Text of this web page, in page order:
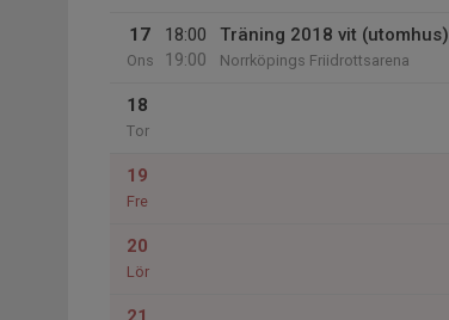
17
Ons
18:00
19:00
Träning 2018 vit (utomhus)
Norrköpings Friidrottsarena
18
Tor
19
Fre
20
Lör